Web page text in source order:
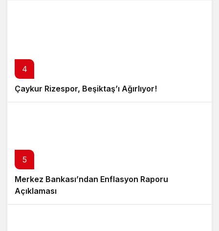
4
Çaykur Rizespor, Beşiktaş’ı Ağırlıyor!
5
Merkez Bankası’ndan Enflasyon Raporu
Açıklaması